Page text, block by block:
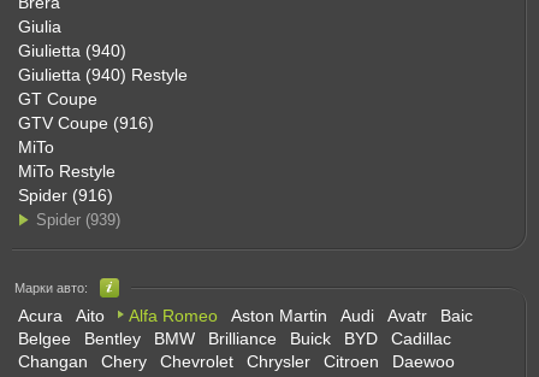
Giulia
Giulietta (940)
Giulietta (940) Restyle
GT Coupe
GTV Coupe (916)
MiTo
MiTo Restyle
Spider (916)
Spider (939)
Марки авто:
Acura Aito Alfa Romeo Aston Martin Audi Avatr
Baic
Belgee
Bentley BMW Brilliance Buick BYD
Cadillac
Changan
Chery Chevrolet Chrysler Citroen
Daewoo